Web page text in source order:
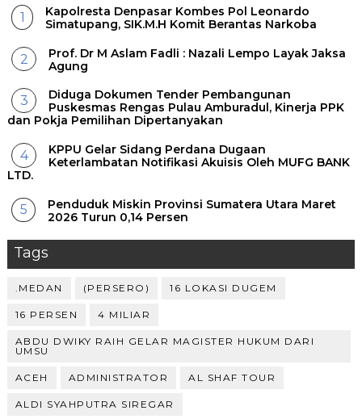
Kapolresta Denpasar Kombes Pol Leonardo
Simatupang, SIK.M.H Komit Berantas Narkoba
Prof. Dr M Aslam Fadli : Nazali Lempo Layak Jaksa
Agung
Diduga Dokumen Tender Pembangunan
Puskesmas Rengas Pulau Amburadul, Kinerja PPK
dan Pokja Pemilihan Dipertanyakan
KPPU Gelar Sidang Perdana Dugaan
Keterlambatan Notifikasi Akuisis Oleh MUFG BANK
LTD.
Penduduk Miskin Provinsi Sumatera Utara Maret
2026 Turun 0,14 Persen
Tags
.MEDAN (PERSERO) 16 LOKASI DUGEM
16 PERSEN 4 MILIAR
ABDU DWIKY RAIH GELAR MAGISTER HUKUM DARI
UMSU
ACEH ADMINISTRATOR AL SHAF TOUR
ALDI SYAHPUTRA SIREGAR